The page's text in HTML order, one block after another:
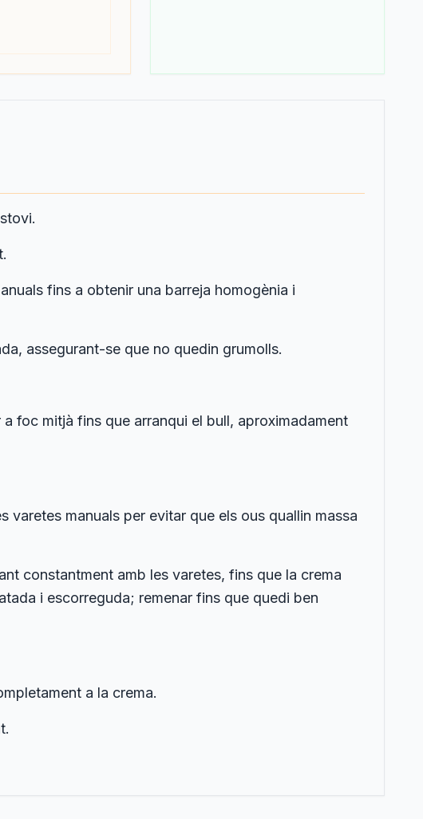
fins a obtenir una barreja homogènia i
assegurant-se que no quedin grumolls.
foc mitjà fins que arranqui el bull, aproximadament
varetes manuals per evitar que els ous quallin massa
constantment amb les varetes, fins que la crema
i escorreguda; remenar fins que quedi ben
a la crema.